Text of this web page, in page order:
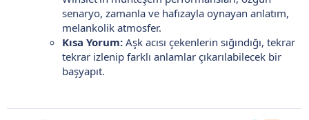
senaryo, zamanla ve hafızayla oynayan anlatım,
melankolik atmosfer.
Kısa Yorum: Aşk acısı çekenlerin sığındığı, tekrar
tekrar izlenip farklı anlamlar çıkarılabilecek bir
başyapıt.